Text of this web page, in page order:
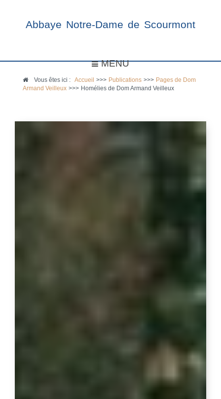
Abbaye Notre-Dame de Scourmont
MENU
Vous êtes ici :Accueil >>> Publications >>> Pages de Dom
Armand Veilleux >>> Homélies de Dom Armand Veilleux